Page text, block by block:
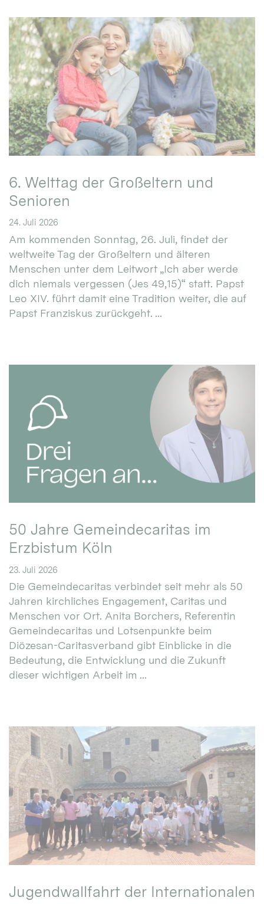
6. Welttag der Großeltern und
Senioren
24. Juli 2026
Am kommenden Sonntag, 26. Juli, findet der
weltweite Tag der Großeltern und älteren
Menschen unter dem Leitwort „Ich aber werde
dich niemals vergessen (Jes 49,15)“ statt. Papst
Leo XIV. führt damit eine Tradition weiter, die auf
Papst Franziskus zurückgeht. ...
50 Jahre Gemeindecaritas im
Erzbistum Köln
23. Juli 2026
Die Gemeindecaritas verbindet seit mehr als 50
Jahren kirchliches Engagement, Caritas und
Menschen vor Ort. Anita Borchers, Referentin
Gemeindecaritas und Lotsenpunkte beim
Diözesan-Caritasverband gibt Einblicke in die
Bedeutung, die Entwicklung und die Zukunft
dieser wichtigen Arbeit im ...
Jugendwallfahrt der Internationalen